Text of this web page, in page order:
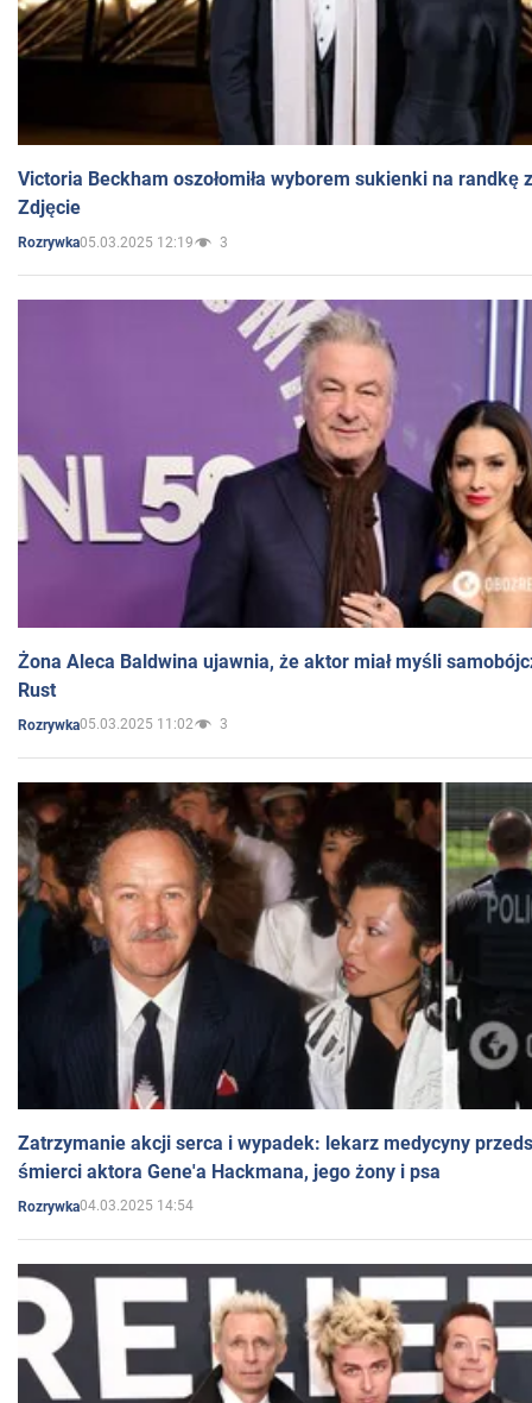
Victoria Beckham oszołomiła wyborem sukienki na randkę
Zdjęcie
Rozrywka05.03.2025 12:19 3
Żona Aleca Baldwina ujawnia, że aktor miał myśli
Rust
Rozrywka05.03.2025 11:02 3
Zatrzymanie akcji serca i wypadek: lekarz medycyny
śmierci aktora Gene'a Hackmana, jego żony i psa
Rozrywka04.03.2025 14:54